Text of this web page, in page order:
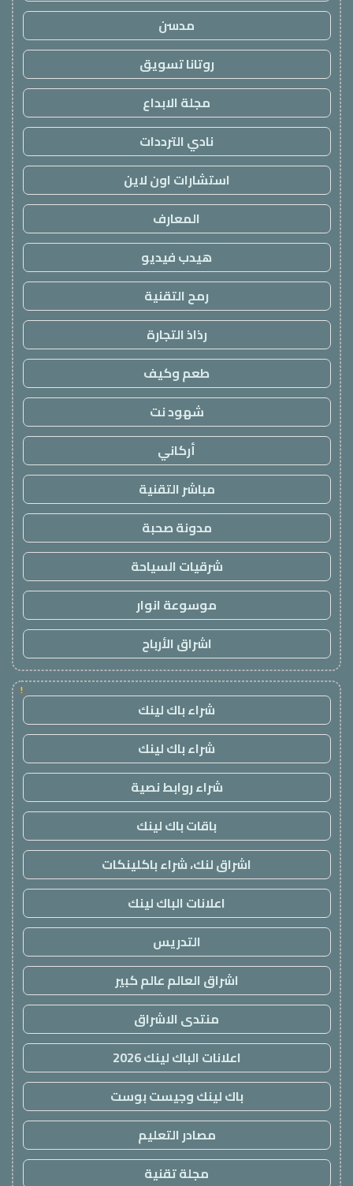
مدسن
روتانا تسويق
مجلة الابداع
نادي الترددات
استشارات اون لاين
المعارف
هيدب فيديو
رمح التقنية
رذاذ التجارة
طعم وكيف
شهود نت
أركاني
مباشر التقنية
مدونة صحبة
شرقيات السياحة
موسوعة انوار
اشراق الأرباح
!
شراء باك لينك
شراء باك لينك
شراء روابط نصية
باقات باك لينك
اشراق لنك، شراء باكلينكات
اعلانات الباك لينك
التدريس
اشراق العالم عالم كبير
منتدى الاشراق
اعلانات الباك لينك 2026
باك لينك وجيست بوست
مصادر التعليم
مجلة تقنية